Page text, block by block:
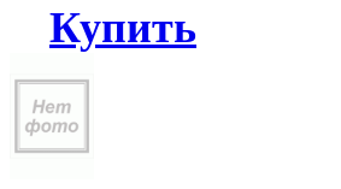
Купить